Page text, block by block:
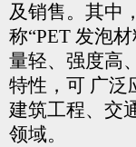
及销售。其中
称“PET 发泡
量轻、强度高
特性，可 广泛
建筑工程、交
领域。